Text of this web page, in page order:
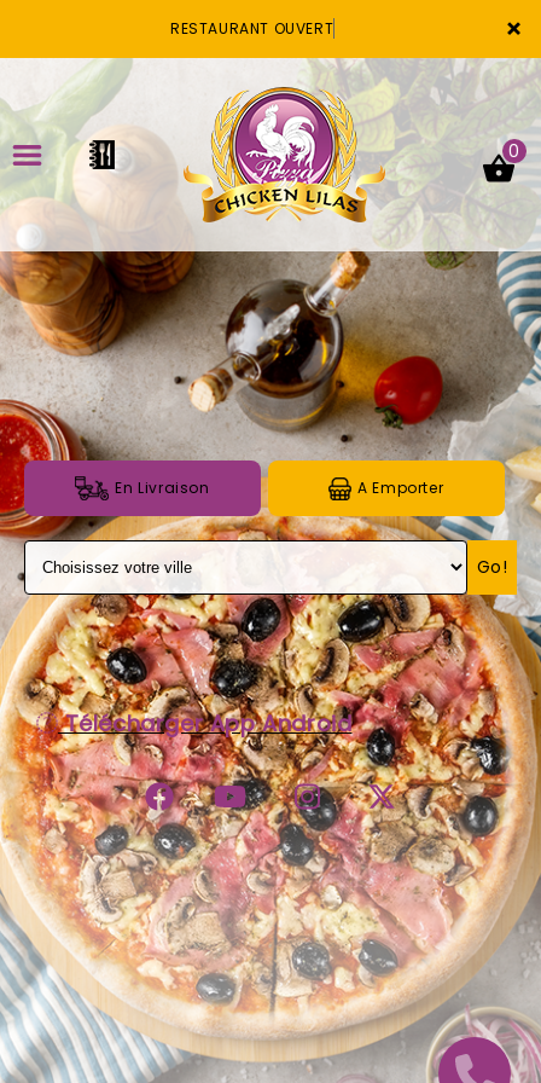
×
RESTAURANT OUVE
ACCUEIL
LA CARTE
VOTRE COMPTE
NOTRE RESTAURANT
VOS AVIS
MENTIONS LÉGALES
0
En Livraison A Emporter
Go!
Télécharger App Android